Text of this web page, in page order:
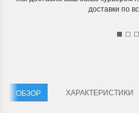
Летние Скидки
доставки по
ОБЗОР ХАРАКТЕРИСТИКИ